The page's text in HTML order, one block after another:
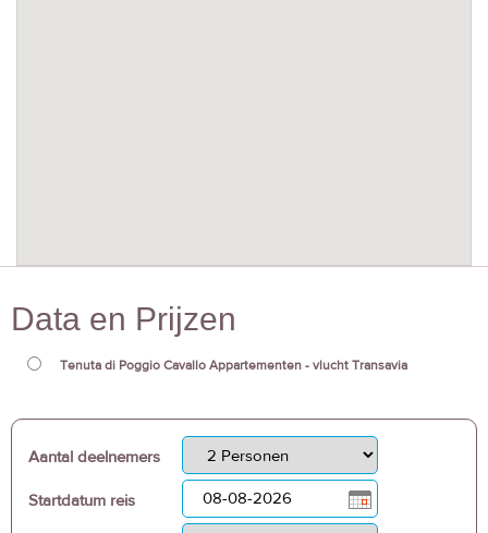
Data en Prijzen
Tenuta di Poggio Cavallo Appartementen - vlucht Transavia
Aantal deelnemers
Startdatum reis